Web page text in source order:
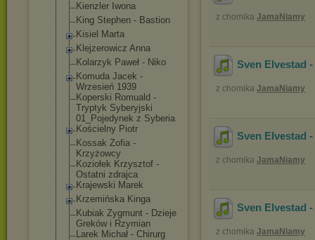
Kienzler Iwona
King Stephen - Bastion
Kisiel Marta
Klejzerowicz Anna
Kolarzyk Paweł - Niko
Komuda Jacek -
Wrzesień 1939
Koperski Romuald -
Tryptyk Syberyjski
01_Pojedynek z Syberia
Kościelny Piotr
Kossak Zofia -
Krzyżowcy
Koziołek Krzysztof -
Ostatni zdrajca
Krajewski Marek
Krzemińska Kinga
Kubiak Zygmunt - Dzieje
Greków i Rzymian
Larek Michał - Chirurg
z chomika JamaNiamy
Sven Elvestad
z chomika JamaNiamy
Sven Elvestad
z chomika JamaNiamy
Sven Elvestad
z chomika JamaNiamy